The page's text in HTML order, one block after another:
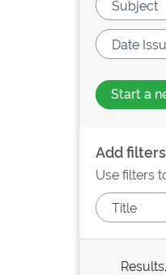
Start a
Add
Use filters